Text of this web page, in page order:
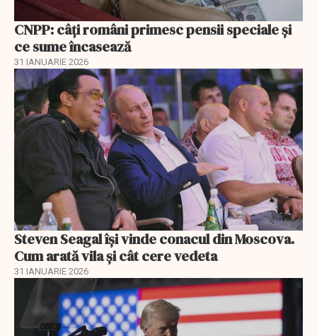
CNPP: câți români primesc pensii speciale și
ce sume încasează
31 IANUARIE 2026
Steven Seagal își vinde conacul din Moscova.
Cum arată vila și cât cere vedeta
31 IANUARIE 2026